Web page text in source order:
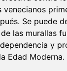
venecianos
Se puede
las murallas
y
Edad Moderna.